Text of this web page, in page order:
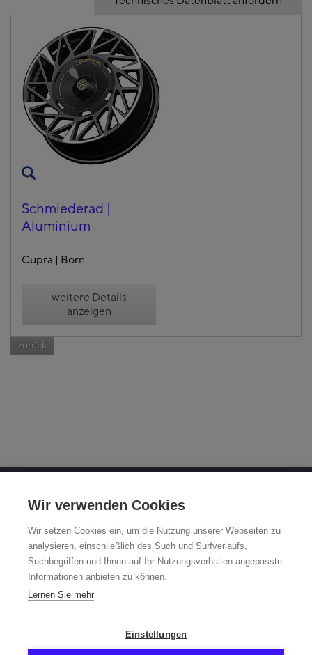
Schmiederad |
Aluminium
Cupra | Born
weitere Details
anzeigen
zurück
Derschlager Straße 26
58540 Meinerzhagen
Fuchsfelgen-Hotline +49 2354 73-317
Mo - Fr 8:00 - 12:00 Uhr und 13:00 - 15:00 Uhr
Wir verwenden Cookies
Wir setzen Cookies ein, um die Nutzung unserer Webseiten zu
analysieren, einschließlich des Such und Surfverlaufs,
Suchbegriffen und Ihnen auf Ihr Nutzungsverhalten angepasste
Informationen anbieten zu können.
Lernen Sie mehr
Einstellungen